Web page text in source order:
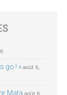
go ! » août 6,
Mata